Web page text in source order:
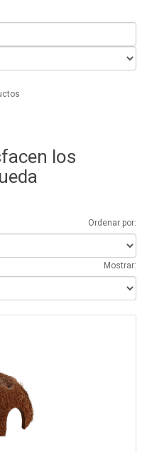
los
Ordenar por:
Mostrar: